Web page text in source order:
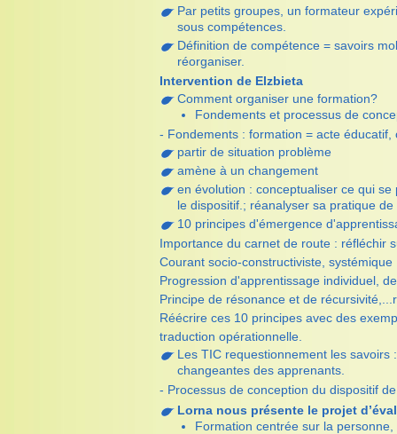
Par petits groupes, un formateur
sous compétences.
Définition de compétence = savoirs
réorganiser.
Intervention de Elzbieta
Comment organiser une formation?
Fondements et processus de
- Fondements : formation = acte
partir de situation problème
amène à un changement
en évolution : conceptualiser ce qui
le dispositif.; réanalyser sa pratique
10 principes d'émergence
Importance du carnet de route : réfléchir
Courant socio-constructiviste, systémique
Progression d'apprentissage individuel,
Principe de résonance et de
Réécrire ces 10 principes avec des
traduction opérationnelle.
Les TIC requestionnement les
changeantes des apprenants.
- Processus de conception du dispositif
Lorna nous présente le projet
Formation centrée sur la